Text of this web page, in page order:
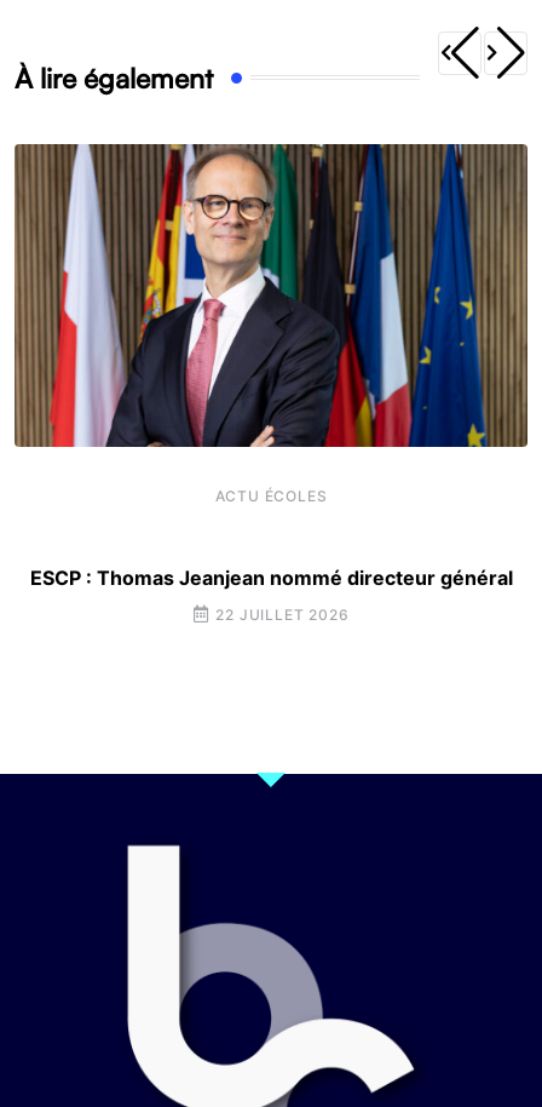
À lire également
ACTU ÉCOLES
ESCP : Thomas Jeanjean nommé directeur général
22 JUILLET 2026